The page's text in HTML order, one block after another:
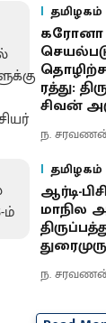
தமிழகம்
கரோனா
ரத்து:
சிவன்
ந.
தமிழகம்
ஆர்டி-
மாநில
ந.